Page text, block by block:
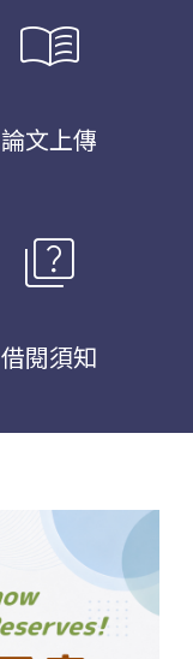
menu_book
論文上傳
quiz
借閱須知